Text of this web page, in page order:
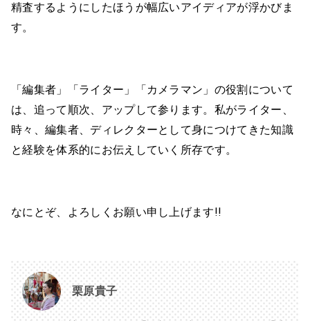
精査するようにしたほうが幅広いアイディアが浮かびま
す。
「編集者」「ライター」「カメラマン」の役割について
は、追って順次、アップして参ります。私がライター、
時々、編集者、ディレクターとして身につけてきた知識
と経験を体系的にお伝えしていく所存です。
なにとぞ、よろしくお願い申し上げます!!
栗原貴子